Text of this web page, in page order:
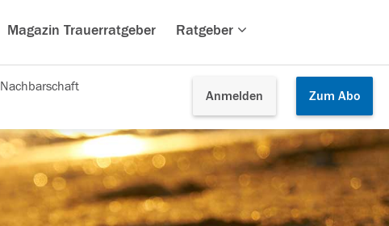
Magazin Trauerratgeber Ratgeber
Anmelden Zum Abo
Nachbarschaft